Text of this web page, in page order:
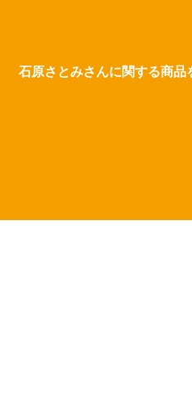
石原さとみさんに関する商